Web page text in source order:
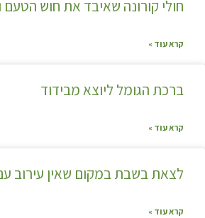
חולי קורונה שאיבד את חוש הטעם
קרא עוד »
ברכת הגומל ליוצא מבידוד
קרא עוד »
לצאת בשבת במקום שאין עירוב
קרא עוד »